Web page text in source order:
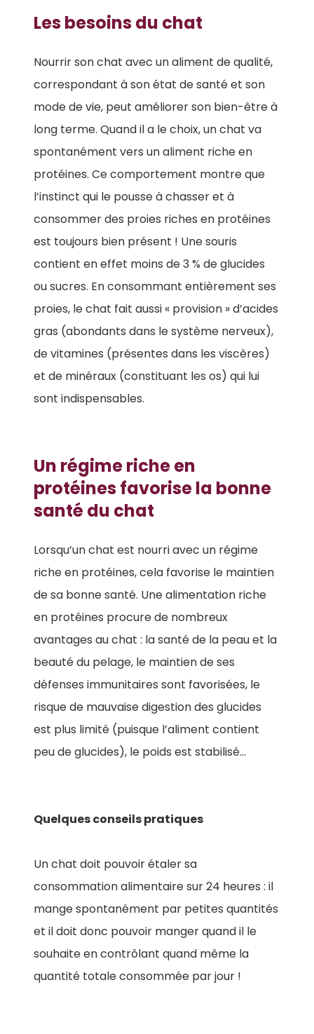
Les besoins du chat
Nourrir son chat avec un aliment de qualité,
correspondant à son état de santé et son
mode de vie, peut améliorer son bien-être à
long terme. Quand il a le choix, un chat va
spontanément vers un aliment riche en
protéines. Ce comportement montre que
l’instinct qui le pousse à chasser et à
consommer des proies riches en protéines
est toujours bien présent ! Une souris
contient en effet moins de 3 % de glucides
ou sucres. En consommant entièrement ses
proies, le chat fait aussi « provision » d’acides
gras (abondants dans le système nerveux),
de vitamines (présentes dans les viscères)
et de minéraux (constituant les os) qui lui
sont indispensables.
Un régime riche en
protéines favorise la bonne
santé du chat
Lorsqu’un chat est nourri avec un régime
riche en protéines, cela favorise le maintien
de sa bonne santé. Une alimentation riche
en protéines procure de nombreux
avantages au chat : la santé de la peau et la
beauté du pelage, le maintien de ses
défenses immunitaires sont favorisées, le
risque de mauvaise digestion des glucides
est plus limité (puisque l’aliment contient
peu de glucides), le poids est stabilisé…
Quelques conseils pratiques
Un chat doit pouvoir étaler sa
consommation alimentaire sur 24 heures : il
mange spontanément par petites quantités
et il doit donc pouvoir manger quand il le
souhaite en contrôlant quand même la
quantité totale consommée par jour !